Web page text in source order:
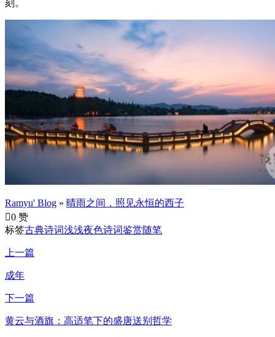
刻。
Ramyu' Blog » 晴雨之间，照见永恒的西子
0 赞
标签古典诗词浅浅夜色诗词鉴赏随笔
上一篇
成年
下一篇
黄云与酒旗：高适笔下的盛唐送别哲学